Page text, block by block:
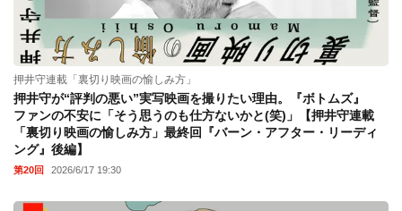
押井守連載「裏切り映画の愉しみ方」
押井守が“評判の悪い”実写映画を撮りたい理由。『ボトムズ』
ファンの不安に「そう思うのも仕方ないかと(笑)」【押井守連載
「裏切り映画の愉しみ方」最終回『バーン・アフター・リーディ
ング』後編】
第20回 2026/6/17 19:30